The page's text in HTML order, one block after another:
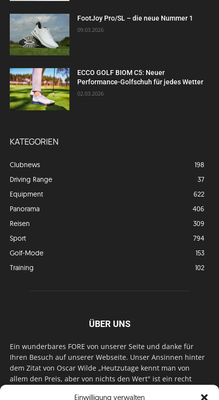
Einwilligung verwalten
FootJoy Pro/SL – die neue Nummer 1
09.03.2026
ECCO GOLF BIOM C5: Neuer
Performance-Golfschuh für jedes Wetter
02.03.2026
KATEGORIEN
Clubnews
198
Driving Range
37
Equipment
622
Panorama
406
Reisen
309
Sport
794
Golf-Mode
153
Training
102
ÜBER UNS
Ein wunderbares FORE von unserer Seite und danke für
Ihren Besuch auf unserer Webseite. Unser Ansinnen hinter
dem Zitat von Oscar Wilde „Heutzutage kennt man von
allem den Preis, aber von nichts den Wert" ist ein recht